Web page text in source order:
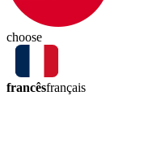
choose
francêsfrançais